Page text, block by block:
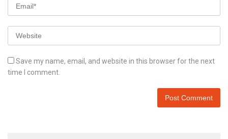
Save my name, email, and website in this browser for the next
time I comment.